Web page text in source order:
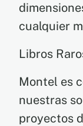
cualquier
Libros
Montel es
nuestras
proyectos